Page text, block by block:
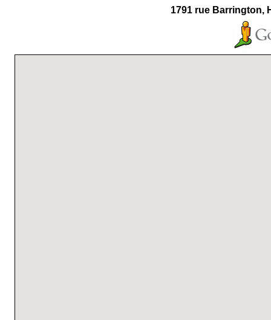
1791 rue Barrington,